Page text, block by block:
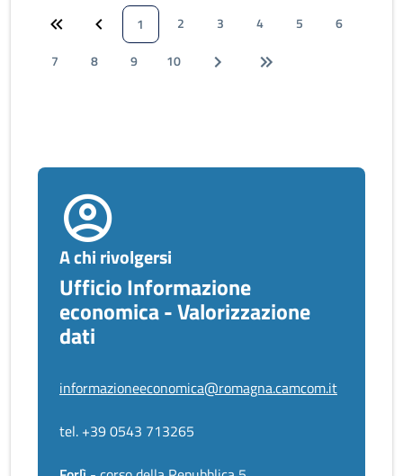
1 2 3 4 5
6
7
8 9 10
A chi rivolgersi
Ufficio Informazione
economica - Valorizzazione
dati
informazioneeconomica@romagna.camcom.it
tel. +39 0543 713265